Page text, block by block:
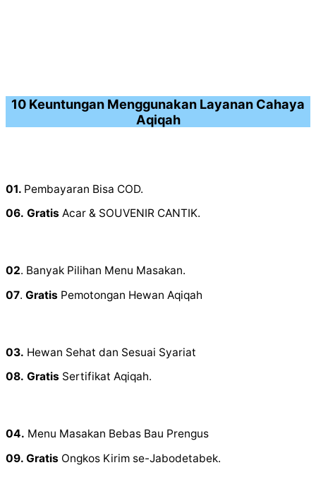
10 Keuntungan Menggunakan Layanan Cahaya
Aqiqah
01. Pembayaran Bisa COD.
06. Gratis Acar & SOUVENIR CANTIK.
02. Banyak Pilihan Menu Masakan.
07. Gratis Pemotongan Hewan Aqiqah
03. Hewan Sehat dan Sesuai Syariat
08. Gratis Sertifikat Aqiqah.
04. Menu Masakan Bebas Bau Prengus
09. Gratis Ongkos Kirim se-Jabodetabek.